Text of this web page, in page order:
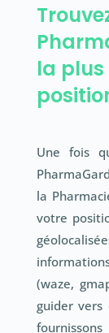
la
Une fois
la
votre
(waze,
guider vers